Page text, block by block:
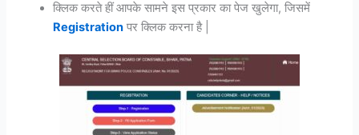
क्लिक करते हीं आपके सामने इस प्रकार का पेज खुलेगा, जिसमें
Registration पर क्लिक करना है |